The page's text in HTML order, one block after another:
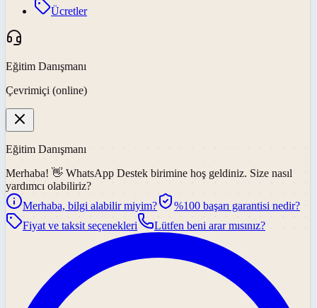
Ücretler
Eğitim Danışmanı
Çevrimiçi (online)
Eğitim Danışmanı
Merhaba! 👋 WhatsApp Destek birimine hoş geldiniz. Size nasıl
yardımcı olabiliriz?
Merhaba, bilgi alabilir miyim?
%100 başarı garantisi nedir?
Fiyat ve taksit seçenekleri
Lütfen beni arar mısınız?